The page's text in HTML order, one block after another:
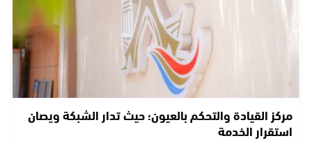
مركز القيادة والتحكم بالعيون؛ حيث تدار الشبكة ويصان
استقرار الخدمة